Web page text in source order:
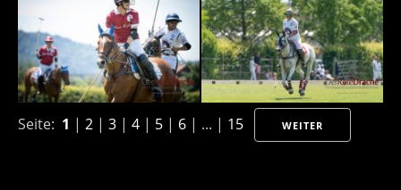
Seite: 1 | 2 | 3 | 4 | 5 | 6 | ... | 15 WEITER